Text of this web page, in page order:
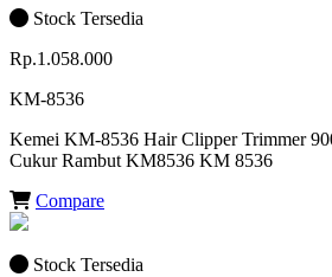
Stock Tersedia
Rp.1.058.000
KM-8536
Kemei KM-8536 Hair Clipper Trimmer
Cukur Rambut KM8536 KM 8536
Compare
Stock Tersedia